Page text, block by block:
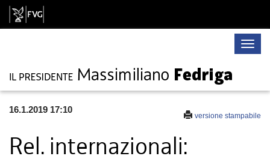
Toggle
versione stampabile
16.1.2019 17:10
Rel. internazionali: